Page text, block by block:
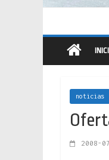
noticias
2008-